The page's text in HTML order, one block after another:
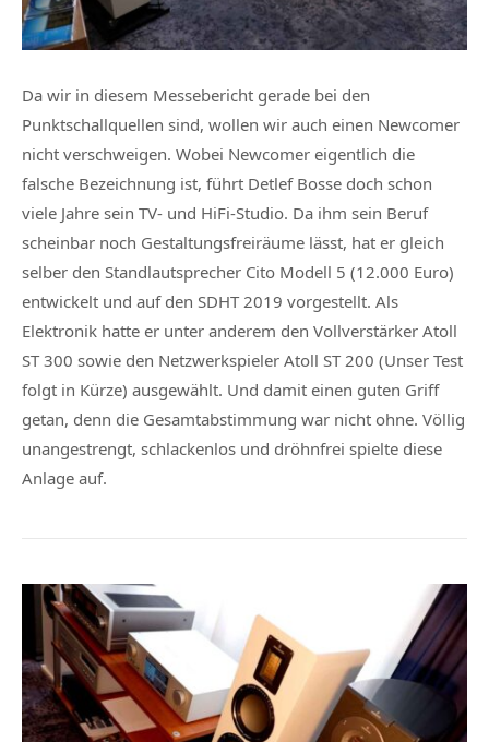
Da wir in diesem Messebericht gerade bei den
Punktschallquellen sind, wollen wir auch einen Newcomer
nicht verschweigen. Wobei Newcomer eigentlich die
falsche Bezeichnung ist, führt Detlef Bosse doch schon
viele Jahre sein TV- und HiFi-Studio. Da ihm sein Beruf
scheinbar noch Gestaltungsfreiräume lässt, hat er gleich
selber den Standlautsprecher Cito Modell 5 (12.000 Euro)
entwickelt und auf den SDHT 2019 vorgestellt. Als
Elektronik hatte er unter anderem den Vollverstärker Atoll
ST 300 sowie den Netzwerkspieler Atoll ST 200 (Unser Test
folgt in Kürze) ausgewählt. Und damit einen guten Griff
getan, denn die Gesamtabstimmung war nicht ohne. Völlig
unangestrengt, schlackenlos und dröhnfrei spielte diese
Anlage auf.